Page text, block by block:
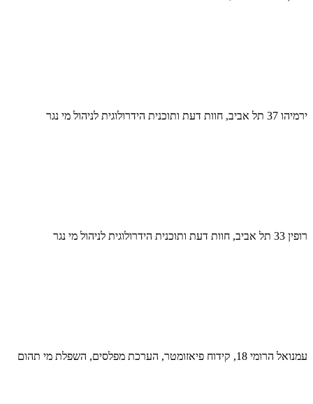
ירמיהו 37 תל אביב, חוות דעת ותוכנית הידרולוגית לניהול מי נגר
רופין 33 תל אביב, חוות דעת ותוכנית הידרולוגית לניהול מי נגר
עמנואל הרומי 18, קידוח פיאזומטר, הערכת מפלסים, השפלת מי תהום